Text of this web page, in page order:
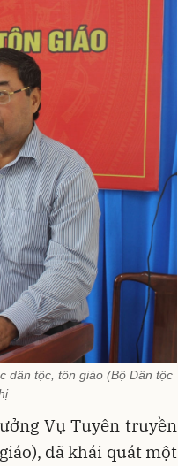
dân tộc, tôn giáo (Bộ Dân tộc
Vụ Tuyên truyền
đã khái quát một